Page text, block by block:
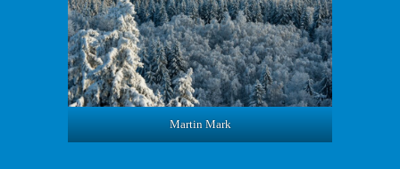
Martin Mark